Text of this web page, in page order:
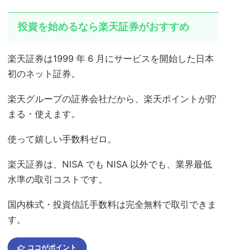
投資を始めるなら楽天証券がおすすめ
楽天証券は1999 年 6 月にサービスを開始した日本
初のネット証券。
楽天グループの証券会社だから、楽天ポイントが貯
まる・使えます。
使って嬉しい手数料ゼロ。
楽天証券は、NISA でも NISA 以外でも、業界最低
水準の取引コストです。
国内株式・投資信託手数料は完全無料で取引できま
す。
ココがポイント